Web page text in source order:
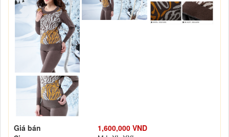
Giá bán
1,600,000 VND